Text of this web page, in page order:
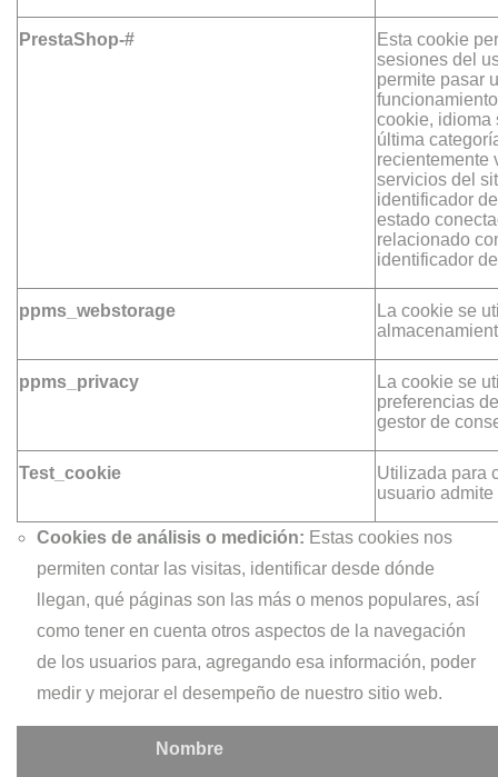
PrestaShop-#
Esta cookie
sesiones del
permite pasar
cookie, idioma
última
recientemente
servicios del
identificador
estado
relacionado
identificador
ppms_webstorage
La cookie se
ppms_privacy
La cookie se
preferencias
gestor de
Test_cookie
Utilizada para
usuario
Cookies de análisis o medición: Estas cookies nos
permiten contar las visitas, identificar desde dónde
llegan, qué páginas son las más o menos populares, así
como tener en cuenta otros aspectos de la navegación
de los usuarios para, agregando esa información, poder
medir y mejorar el desempeño de nuestro sitio web.
Nombre